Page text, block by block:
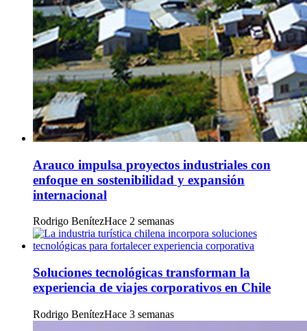
Arauco impulsa proyectos industriales con
enfoque en sostenibilidad y expansión
internacional
Rodrigo BenítezHace 2 semanas
Soluciones tecnológicas transforman la
experiencia de viajes corporativos en Chile
Rodrigo BenítezHace 3 semanas